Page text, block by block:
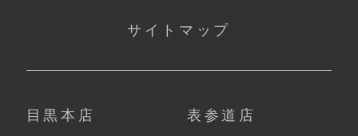
サイトマップ
目黒本店 表参道店